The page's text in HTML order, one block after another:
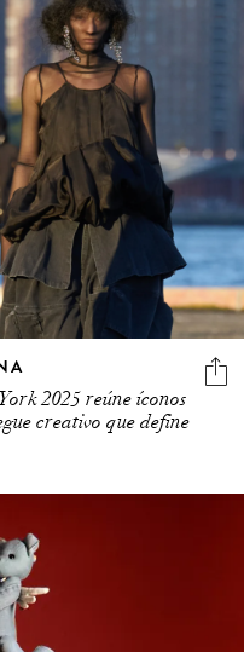
2025 reúne íconos
creativo que define